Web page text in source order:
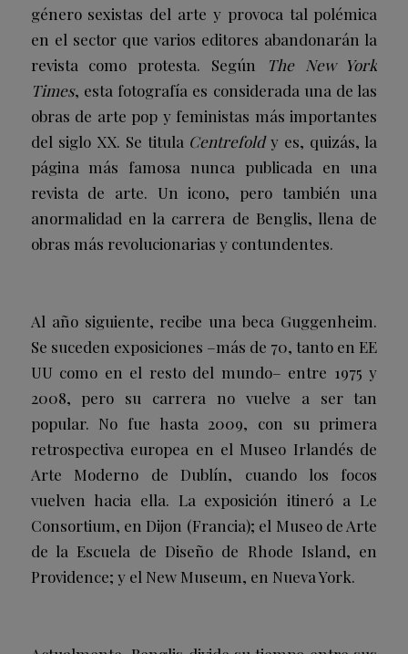
género sexistas del arte y provoca tal polémica
en el sector que varios editores abandonarán la
revista como protesta. Según
The New York
Times, esta fotografía es considerada una de las
obras de arte pop y feministas más importantes
del siglo XX. Se titula Centrefoldy es, quizás, la
página más famosa nunca publicada en una
revista de arte. Un icono, pero también una
anormalidad en la carrera de Benglis, llena de
obras más revolucionarias y contundentes.
Al año siguiente, recibe una beca Guggenheim.
Se suceden exposiciones –más de 70, tanto en EE
UU como en el resto del mundo– entre 1975 y
2008, pero su carrera no vuelve a ser tan
popular. No fue hasta 2009, con su primera
retrospectiva europea en el Museo Irlandés de
Arte Moderno de Dublín, cuando los focos
vuelven hacia ella. La exposición itineró a Le
Consortium, en Dijon (Francia); el Museo de Arte
de la Escuela de Diseño de Rhode Island, en
Providence; y el New Museum, en Nueva York.